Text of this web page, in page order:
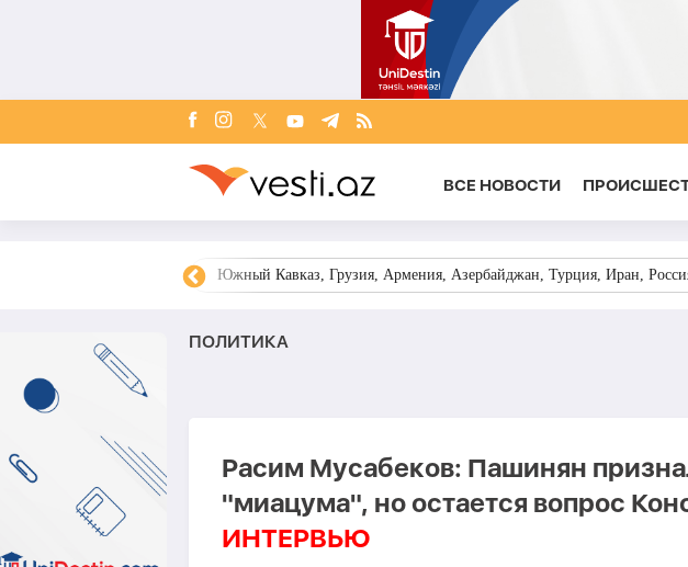
ВСЕ НОВОСТИ
Южный Кавказ, Грузия, Армения, Азербайджан, Турция, Иран,
ПОЛИТИКА
Расим Мусабеков: Пашинян
"миацума", но остается вопрос
ИНТЕРВЬЮ